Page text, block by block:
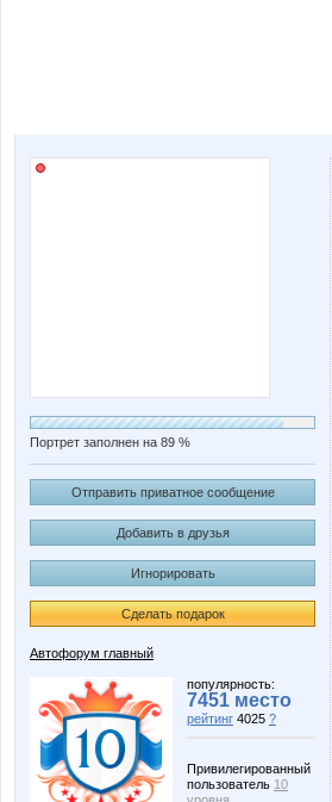
Портрет заполнен на 89 %
Отправить приватное сообщение
Добавить в друзья
Игнорировать
Сделать подарок
Автофорум главный
популярность:
7451 место
рейтинг 4025 ?
Привилегированный
пользователь 10